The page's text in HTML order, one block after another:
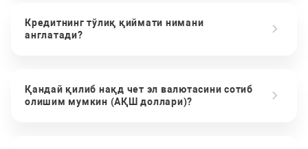
Кредитнинг тўлиқ қиймати нимани
англатади?
Қандай қилиб нақд чет эл валютасини сотиб
олишим мумкин (АҚШ доллари)?